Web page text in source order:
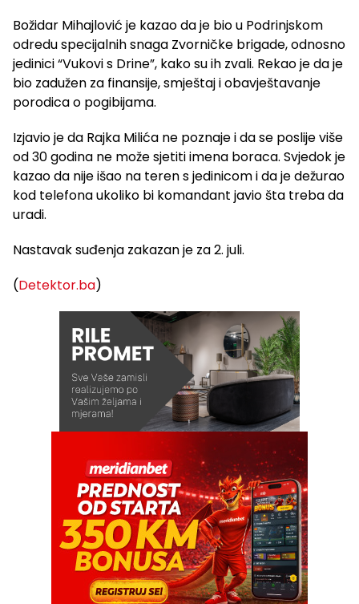
Božidar Mihajlović je kazao da je bio u Podrinjskom
odredu specijalnih snaga Zvorničke brigade, odnosno
jedinici “Vukovi s Drine”, kako su ih zvali. Rekao je da je
bio zadužen za finansije, smještaj i obavještavanje
porodica o pogibijama.
Izjavio je da Rajka Milića ne poznaje i da se poslije više
od 30 godina ne može sjetiti imena boraca. Svjedok je
kazao da nije išao na teren s jedinicom i da je dežurao
kod telefona ukoliko bi komandant javio šta treba da
uradi.
Nastavak suđenja zakazan je za 2. juli.
(Detektor.ba)